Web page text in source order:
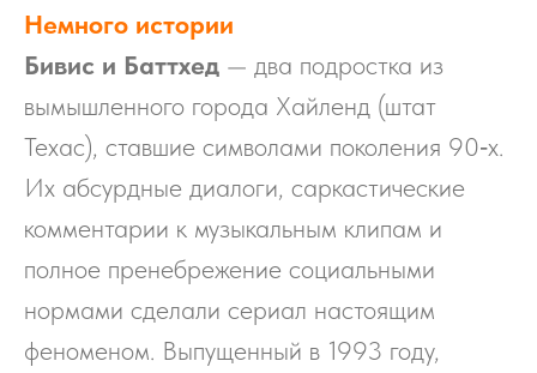
Немного истории
Бивис и Баттхед — два подростка из
вымышленного города Хайленд (штат
Техас), ставшие символами поколения 90‑х.
Их абсурдные диалоги, саркастические
комментарии к музыкальным клипам и
полное пренебрежение социальными
нормами сделали сериал настоящим
феноменом. Выпущенный в 1993 году,